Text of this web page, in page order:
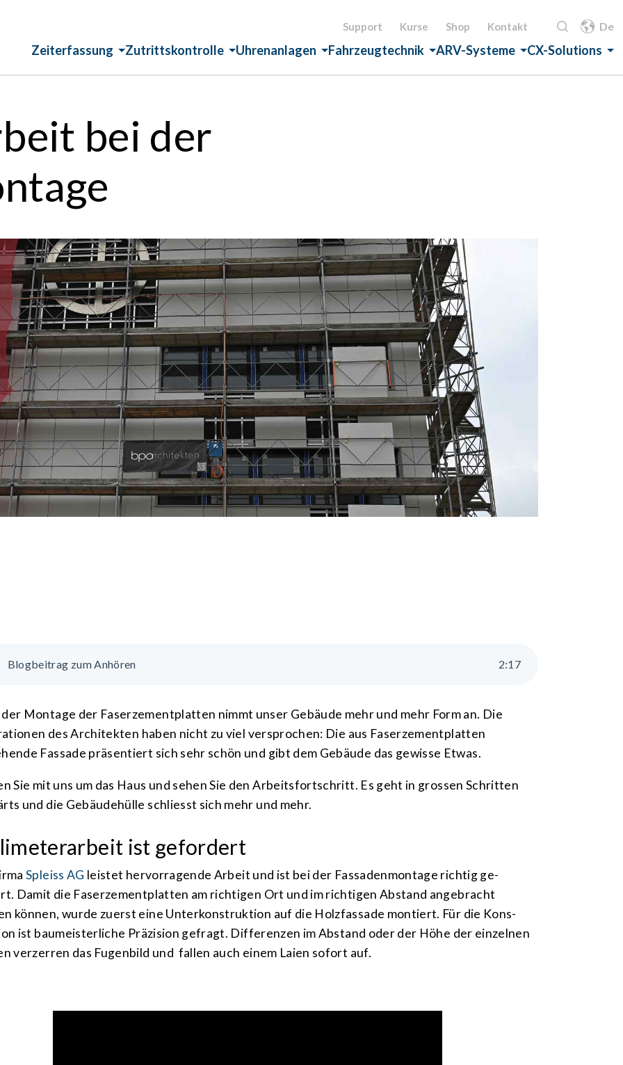
Support Kurse Shop Kontakt De
Zeiterfassung Zutrittskontrolle Uhrenanlagen Fahrzeugtechnik ARV-Systeme CX-Solutions
bei der
Blogbeitrag zum Anhören 2:17
der Montage der Faserzement­platten nimmt unser Gebäude mehr und mehr Form an. Die
des Architekten haben nicht zu viel ver­sprochen: Die aus Faser­zement­platten
Fas­sade präsentiert sich sehr schön und gibt dem Ge­bäude das gewisse Etwas.
Sie mit uns um das Haus und sehen Sie den Arbeits­fortschritt. Es geht in grossen Schritten
und die Ge­bäude­hülle schliesst sich mehr und mehr.
ist gefordert
Spleiss AG leistet hervor­ragende Arbeit und ist bei der Fas­saden­montage richtig ge­
Damit die Faser­zement­platten am richtigen Ort und im richtigen Abstand angebracht
können, wurde zuerst eine Unter­kon­struktion auf die Holz­fassade montiert. Für die Kons­
ist bau­meister­liche Prä­zision gefragt. Diffe­renzen im Ab­stand oder der Höhe der einzelnen
verzerren das Fugenbild und fallen auch einem Laien sofort auf.